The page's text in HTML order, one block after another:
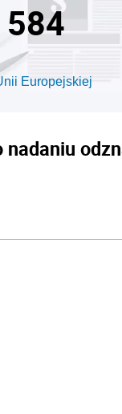
Europejskiej
nadaniu